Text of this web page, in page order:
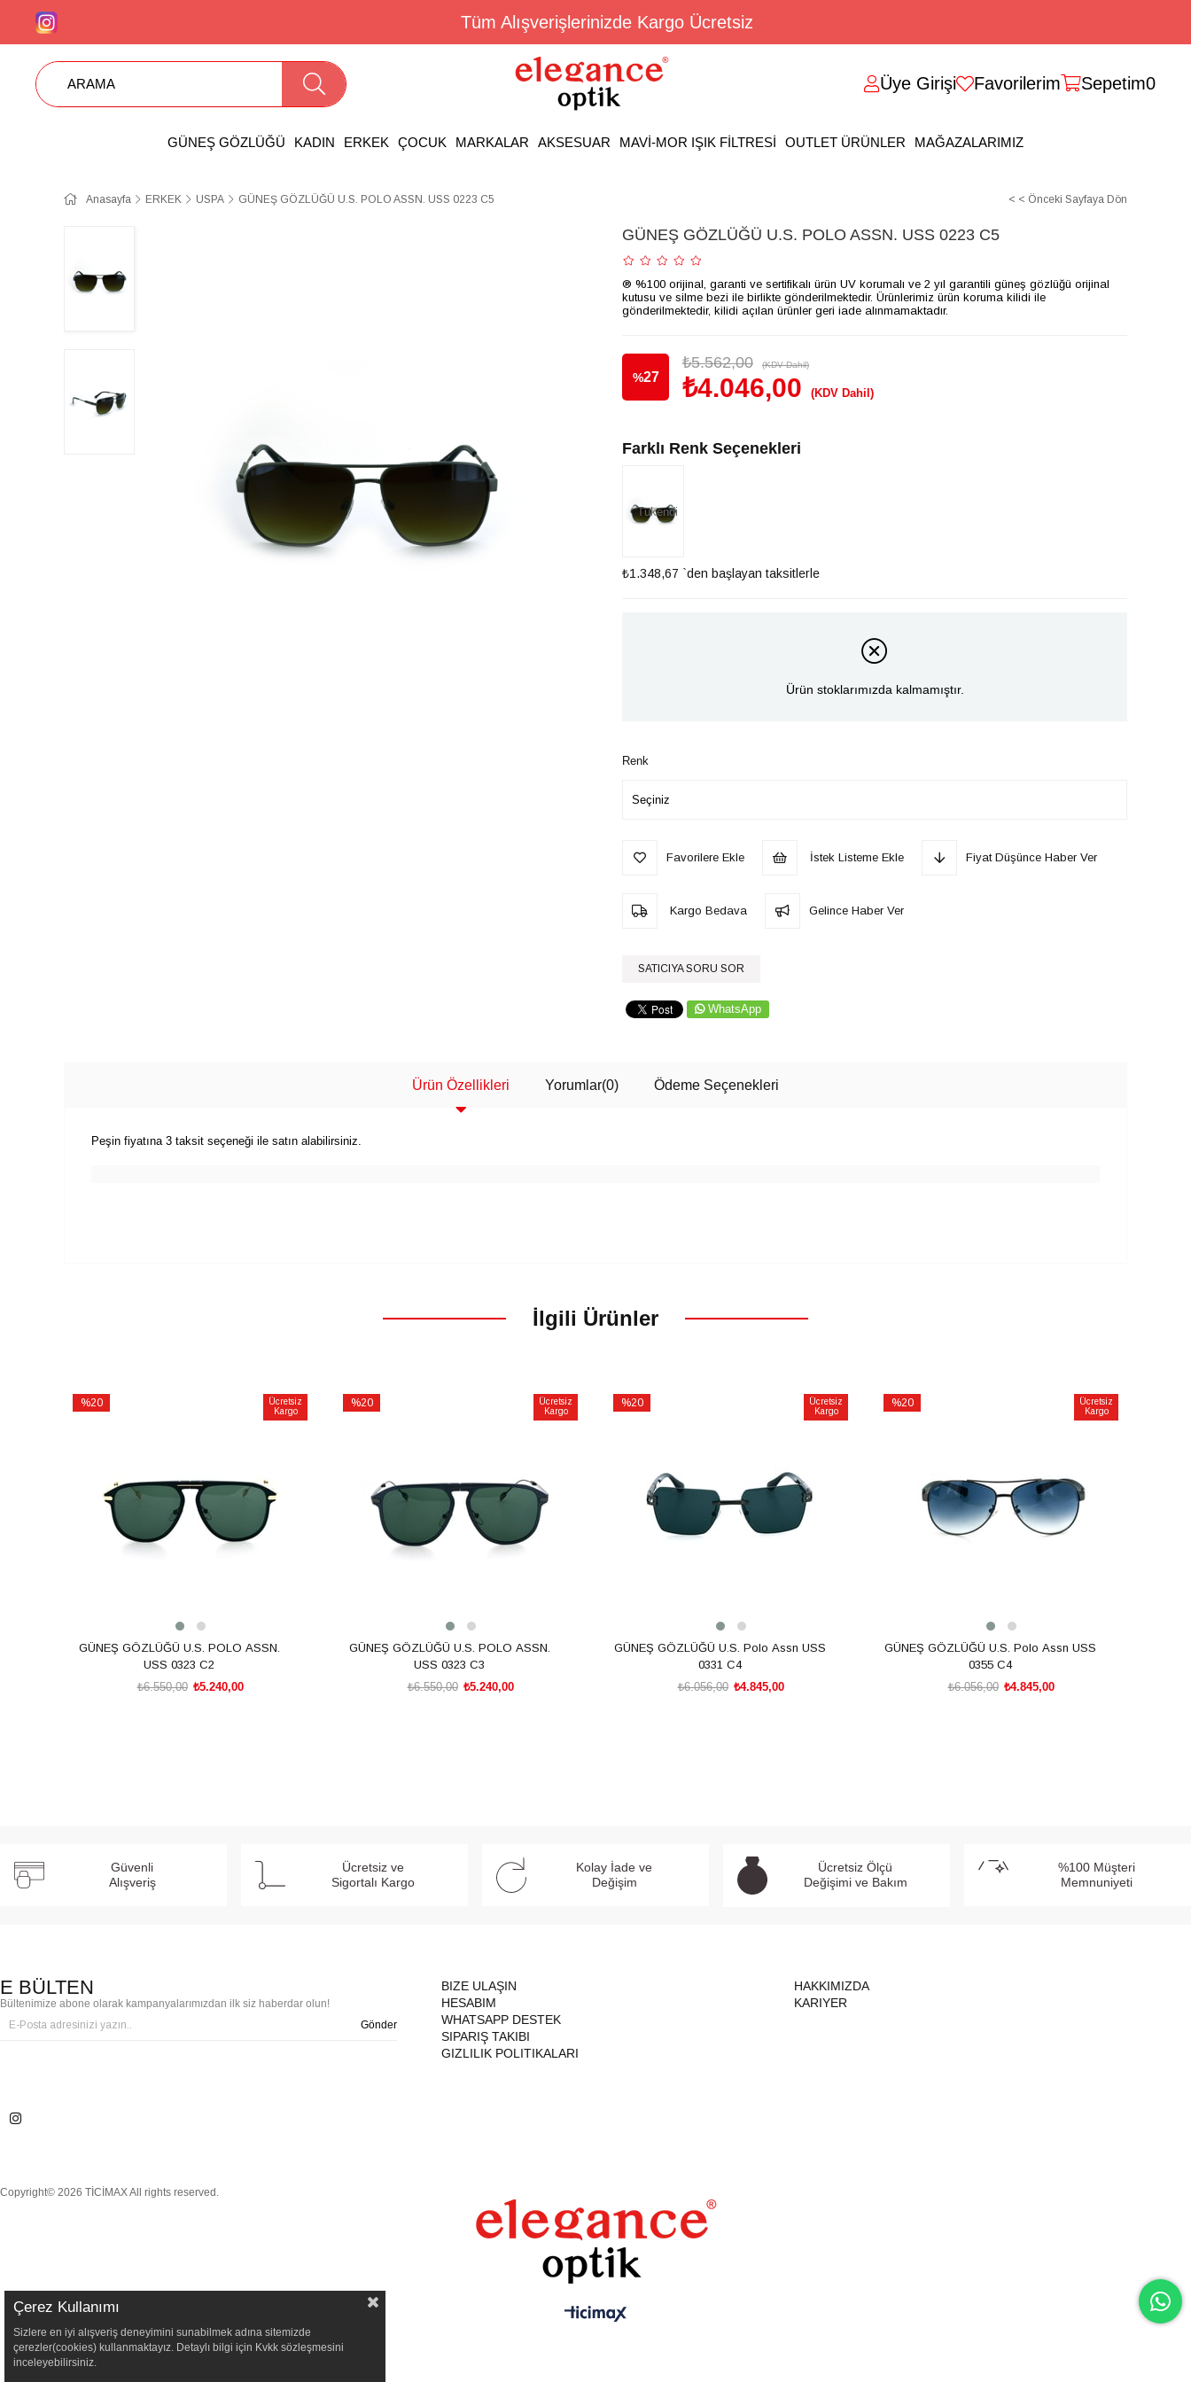
Tüm Alışverişlerinizde Kargo Ücretsiz
Üye Girişi Favorilerim Sepetim0
GÜNEŞ GÖZLÜĞÜ KADIN ERKEK ÇOCUK MARKALAR AKSESUAR MAVİ-MOR IŞIK FİLTRESİ OUTLET ÜRÜNLER MAĞAZALARIMIZ
Anasayfa ERKEK USPA GÜNEŞ GÖZLÜĞÜ U.S. POLO ASSN. USS 0223 C5 < < Önceki Sayfaya Dön
GÜNEŞ GÖZLÜĞÜ U.S. POLO ASSN. USS 0223 C5
® %100 orijinal, garanti ve sertifikalı ürün UV korumalı ve 2 yıl garantili güneş gözlüğü orijinal
kutusu ve silme bezi ile birlikte gönderilmektedir. Ürünlerimiz ürün koruma kilidi ile
gönderilmektedir, kilidi açılan ürünler geri iade alınmamaktadır.
%27
₺5.562,00 (KDV Dahil)
₺4.046,00 (KDV Dahil)
Farklı Renk Seçenekleri
Tükendi
₺1.348,67 `den başlayan taksitlerle
Ürün stoklarımızda kalmamıştır.
Renk
Favorilere Ekle İstek Listeme Ekle Fiyat Düşünce Haber Ver
Kargo Bedava Gelince Haber Ver
SATICIYA SORU SOR
WhatsApp
Ürün Özellikleri Yorumlar(0) Ödeme Seçenekleri
Peşin fiyatına 3 taksit seçeneği ile satın alabilirsiniz.
İlgili Ürünler
%20
Ücretsiz
Kargo
GÜNEŞ GÖZLÜĞÜ U.S. POLO ASSN.
USS 0323 C2
₺5.240,00
₺6.550,00
%20
Ücretsiz
Kargo
GÜNEŞ GÖZLÜĞÜ U.S. POLO ASSN.
USS 0323 C3
₺5.240,00
₺6.550,00
%20
Ücretsiz
Kargo
GÜNEŞ GÖZLÜĞÜ U.S. Polo Assn USS
0331 C4
₺4.845,00
₺6.056,00
%20
Ücretsiz
Kargo
GÜNEŞ GÖZLÜĞÜ U.S. Polo Assn USS
0355 C4
₺4.845,00
₺6.056,00
Güvenli
Alışveriş
Ücretsiz ve
Sigortalı Kargo
Kolay İade ve
Değişim
Ücretsiz Ölçü
Değişimi ve Bakım
%100 Müşteri
Memnuniyeti
E BÜLTEN
Bültenimize abone olarak kampanyalarımızdan ilk siz haberdar olun!
Gönder
BIZE ULAŞIN
HESABIM
WHATSAPP DESTEK
SIPARIŞ TAKIBI
GIZLILIK POLITIKALARI
HAKKIMIZDA
KARIYER
Copyright© 2026 TİCİMAX All rights reserved.
Çerez Kullanımı
Sizlere en iyi alışveriş deneyimini sunabilmek adına sitemizde
çerezler(cookies) kullanmaktayız. Detaylı bilgi için Kvkk sözleşmesini
inceleyebilirsiniz.